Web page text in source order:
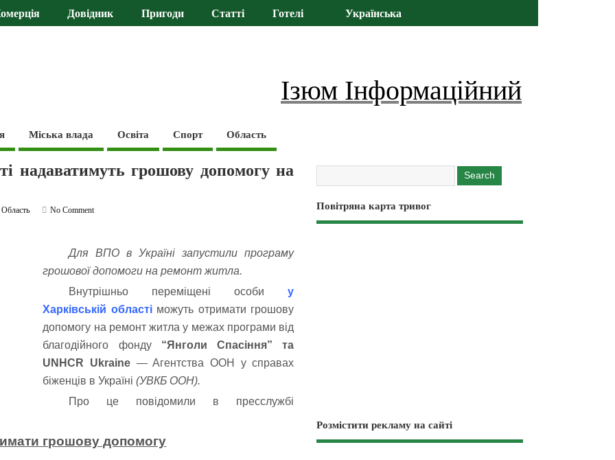
Довідник Пригоди Статті Готелі Українська
Ізюм Інформаційний
Міська влада Освіта Спорт Область
надаватимуть грошову допомогу на
Область
No Comment
Для ВПО в Україні запустили програму
грошової допомоги на ремонт житла.
Внутрішньо переміщені особиу
Харківській областіможуть отримати грошову
допомогу на ремонт житла у межах програми від
благодійного фонду “Янголи Спасіння” та
UNHCR Ukraine — Aгентства ООН у справах
біженців в Україні(УВКБ ООН).
Про це повідомили в пресслужбі
грошову допомогу
Повітряна карта тривог
Розмістити рекламу на сайті